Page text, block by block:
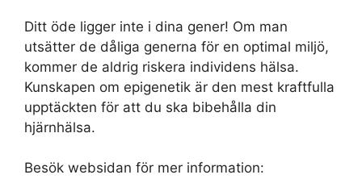
Ditt öde ligger inte i dina gener! Om man
utsätter de dåliga generna för en optimal miljö,
kommer de aldrig riskera individens hälsa.
Kunskapen om epigenetik är den mest kraftfulla
upptäckten för att du ska bibehålla din
hjärnhälsa.
Besök websidan för mer information: